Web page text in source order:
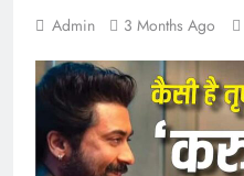
Admin 3 Months Ago